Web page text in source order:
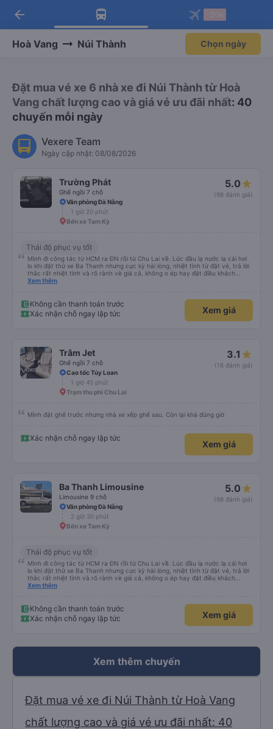
Tải app Vexere ngay!
Nhận ưu đãi thành viên độc
Mở app
Tải app Vexere
-30k/ghế khi đặt vé máy bay qua
Mở app
arrow_back
Hoà Vang Núi Thành Chọn ngày
Đặt mua vé xe 6 nhà xe đi Núi Thành từ Hoà
Vang chất lượng cao và giá vé ưu đãi nhất: 40
chuyến mỗi ngày
Vexere Team
Ngày cập nhật: 08/08/2026
Trường Phát
Ghế ngồi 7 chỗ
5.0
(98 đánh giá)
Văn phòng Đà Nẵng
1 giờ 20 phút
Bến xe Tam Kỳ
Thái độ phục vụ tốt
Mình đi công tác từ HCM ra ĐN rồi từ Chu Lai về. Lúc đầu lạ nước lạ cái hơi
lo khi đặt thử xe Ba Thanh nhưng cực kỳ hài lòng, nhiệt tình từ đặt vé, trả lời
thắc rất nhiệt tình và rõ rành vè giá cả, không o ép hay đặt điều khách
hàng. Lần tới đi công tác chắc chắn tiếp tục dùng xe nhà này!
Xem thêm
Không cần thanh toán trước
Xác nhận chỗ ngay lập tức
Xem giá
Trâm Jet
Ghế ngồi 7 chỗ
3.1
(18 đánh giá)
Cao tốc Túy Loan
1 giờ 45 phút
Trạm thu phí Chu Lai
Mình đặt ghế trước nhưng nhà xe xếp ghế sau. Còn lại khá đúng giờ
Xác nhận chỗ ngay lập tức
Xem giá
Ba Thanh Limousine
Limousine 9 chỗ
5.0
(98 đánh giá)
Văn phòng Đà Nẵng
2 giờ 30 phút
Bến xe Tam Kỳ
Thái độ phục vụ tốt
Mình đi công tác từ HCM ra ĐN rồi từ Chu Lai về. Lúc đầu lạ nước lạ cái hơi
lo khi đặt thử xe Ba Thanh nhưng cực kỳ hài lòng, nhiệt tình từ đặt vé, trả lời
thắc rất nhiệt tình và rõ rành vè giá cả, không o ép hay đặt điều khách
hàng. Lần tới đi công tác chắc chắn tiếp tục dùng xe nhà này!
Xem thêm
Không cần thanh toán trước
Xác nhận chỗ ngay lập tức
Xem giá
Xem thêm chuyến
Đặt mua vé xe đi Núi Thành từ Hoà Vang
chất lượng cao và giá vé ưu đãi nhất: 40